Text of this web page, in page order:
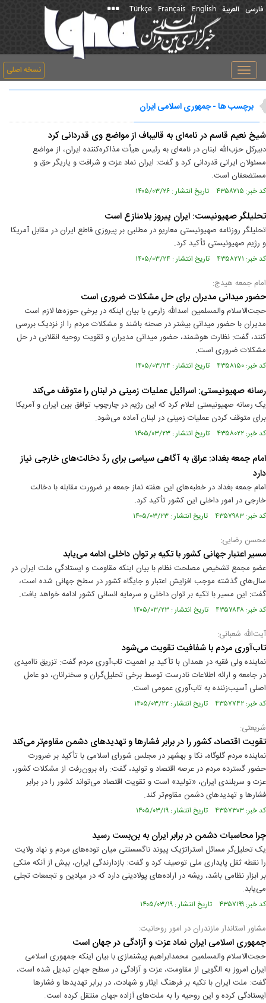
فارسی العربیة English
Français
Türkçe
نسخه اصلی
Toggle
navigation
برچسب ها - جمهوری اسلامی ایران
شیخ نعیم قاسم در نامه‌ای به قالیباف از مواضع وی قدردانی کرد
دبیرکل حزب‌الله لبنان در نامه‌ای به رئیس هیأت مذاکره‌کننده ایران، از مواضع
مسئولان ایرانی قدردانی کرد و گفت: ایران نماد عزت و شرافت و یاریگر حق و
مستضعفان است.
کد خبر: ۴۳۵۸۷۱۵ تاریخ انتشار : ۱۴۰۵/۰۳/۲۶
تحلیلگر صهیونیست: ایران پیروز بلامنازع است
تحلیلگر روزنامه صهیونیستی معاریو در مطلبی بر پیروزی قاطع ایران در مقابل آمریکا
و رژیم صهیونیستی تأکید کرد.
کد خبر: ۴۳۵۸۲۷۱ تاریخ انتشار : ۱۴۰۵/۰۳/۲۴
امام جمعه هیدج:
حضور میدانی مدیران برای حل مشکلات ضروری است
حجت‌الاسلام والمسلمین اسدالله زارعی با بیان اینکه در برخی حوزه‌ها لازم است
مدیران با حضور میدانی بیشتر در صحنه باشند و مشکلات مردم را از نزدیک بررسی
کنند، گفت: نظارت هوشمند، حضور میدانی مدیران و تقویت روحیه انقلابی در حل
مشکلات ضروری است.
کد خبر: ۴۳۵۸۱۵۰ تاریخ انتشار : ۱۴۰۵/۰۳/۲۴
رسانه صهیونیستی: اسرائیل عملیات زمینی در لبنان را متوقف می‌کند
یک رسانه صهیونیستی اعلام کرد که این رژیم در چارچوب توافق بین ایران و آمریکا
برای متوقف کردن عملیات زمینی در لبنان آماده می‌شود.
کد خبر: ۴۳۵۸۰۲۲ تاریخ انتشار : ۱۴۰۵/۰۳/۲۳
امام جمعه بغداد: عراق به آگاهی سیاسی برای ردّ دخالت‌های خارجی نیاز
دارد
امام جمعه بغداد در خطبه‌های این هفته نماز جمعه بر ضرورت مقابله با دخالت
خارجی در امور داخلی این کشور تأکید کرد.
کد خبر: ۴۳۵۷۹۸۳ تاریخ انتشار : ۱۴۰۵/۰۳/۲۳
محسن رضایی:
مسیر اعتبار جهانی کشور با تکیه بر توان داخلی ادامه می‌یابد
عضو مجمع تشخیص مصلحت نظام با بیان اینکه مقاومت و ایستادگی ملت ایران در
سال‌های گذشته موجب افزایش اعتبار و جایگاه کشور در سطح جهانی شده است،
گفت: این مسیر با تکیه بر توان داخلی و سرمایه انسانی کشور ادامه خواهد یافت.
کد خبر: ۴۳۵۷۸۴۸ تاریخ انتشار : ۱۴۰۵/۰۳/۲۳
آیت‌الله شعبانی:
تاب‌آوری مردم با شفافیت تقویت می‌شود
نماینده ولی‌ فقیه در همدان با تأکید بر اهمیت تاب‌آوری مردم گفت: تزریق ناامیدی
در جامعه و ارائه اطلاعات نادرست توسط برخی تحلیل‌گران و سخنرانان، دو عامل
اصلی آسیب‌زننده به تاب‌آوری عمومی است.
کد خبر: ۴۳۵۷۷۴۲ تاریخ انتشار : ۱۴۰۵/۰۳/۲۲
شریعتی:
تقویت اقتصاد، کشور را در برابر فشارها و تهدیدهای دشمن مقاوم‌تر می‌کند
نماینده مردم گلوگاه، نکا و بهشهر در مجلس شورای اسلامی با تأکید بر ضرورت
حضور گسترده مردم در عرصه اقتصاد و تولید، گفت: راه برون‌رفت از مشکلات کشور،
عزت و سربلندی ایران، «تولید» است و تقویت اقتصاد می‌تواند کشور را در برابر
فشارها و تهدیدهای دشمن مقاوم‌تر کند.
کد خبر: ۴۳۵۷۳۰۳ تاریخ انتشار : ۱۴۰۵/۰۳/۱۹
چرا محاسبات دشمن در برابر ایران به بن‌بست رسید
یک تحلیل‌گر مسائل استراتژیک پیوند ناگسستنی میان توده‌های مردم و نهاد ولایت
را نقطه ثقل پایداری ملی توصیف کرد و گفت: بازدارندگی ایران، بیش از آنکه متکی
بر ابزار نظامی باشد، ریشه در اراده‌های پولادینی دارد که در میادین و تجمعات تجلی
می‌یابد.
کد خبر: ۴۳۵۷۱۹۹ تاریخ انتشار : ۱۴۰۵/۰۳/۱۹
مشاور استاندار مازندران در امور روحانیت:
جمهوری اسلامی ایران نماد عزت و آزادگی در جهان است
حجت‌الاسلام والمسلمین محمدابراهیم پیشنمازی با بیان اینکه جمهوری اسلامی
ایران امروز به الگویی از مقاومت، عزت و آزادگی در سطح جهان تبدیل شده است،
گفت: ملت ایران با تکیه بر فرهنگ ایثار و شهادت، در برابر تهدیدها و فشارها
ایستادگی کرده و این روحیه را به ملت‌های آزاده جهان منتقل کرده است.